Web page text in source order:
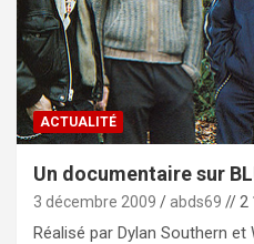
ACTUALITÉ
Un documentaire sur
3 décembre 2009 abds69 // 2
Réalisé par Dylan Southern et